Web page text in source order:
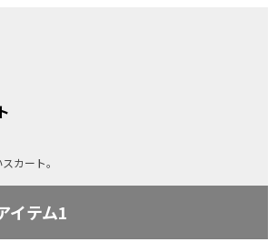
カート。
イテム1